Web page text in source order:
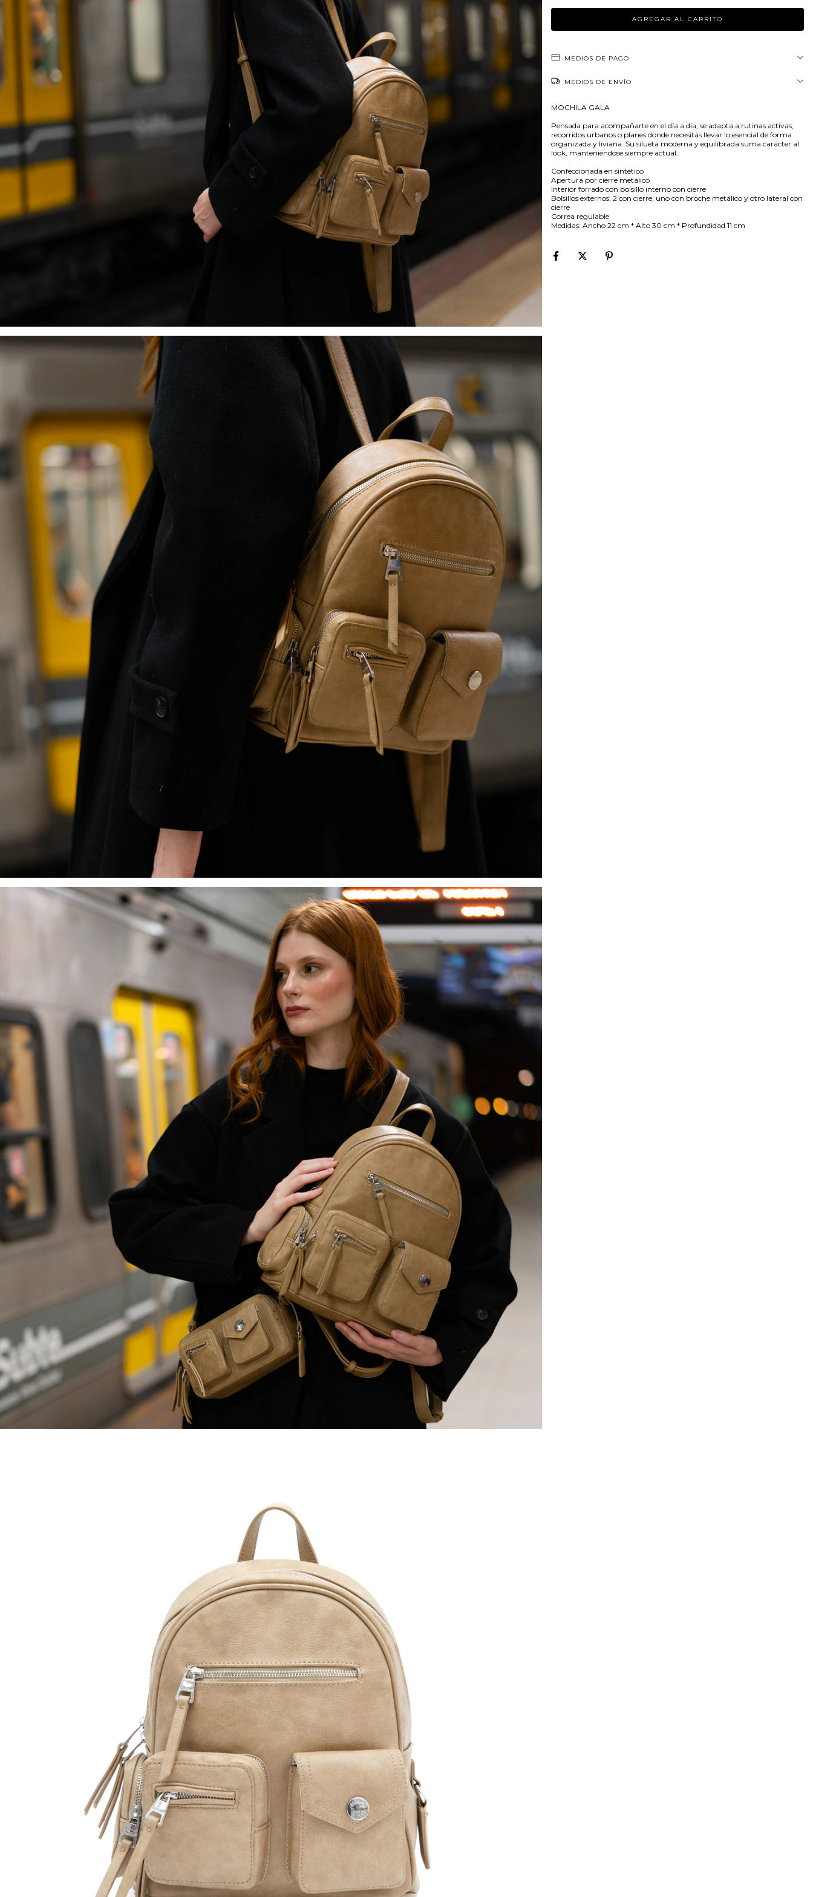
MEDIOS DE PAGO
MEDIOS DE ENVÍO
MOCHILA GALA
Pensada para acompañarte en el día a día, se adapta a rutinas activas,
recorridos urbanos o planes donde necesitás llevar lo esencial de forma
organizada y liviana. Su silueta moderna y equilibrada suma carácter al
look, manteniéndose siempre actual.
Confeccionada en sintético
Apertura por cierre metálico
Interior forrado con bolsillo interno con cierre
Bolsillos externos: 2 con cierre, uno con broche metálico y otro lateral con
cierre
Correa regulable
Medidas: Ancho 22 cm * Alto 30 cm * Profundidad 11 cm